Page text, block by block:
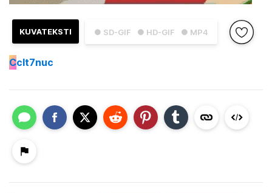
● SD-GIF ● HD-GIF ● MP4
KUVATEKSTI
Cclt7nuc